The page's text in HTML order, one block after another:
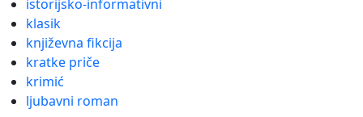
istorijsko-informativni
klasik
književna fikcija
kratke priče
krimić
ljubavni roman